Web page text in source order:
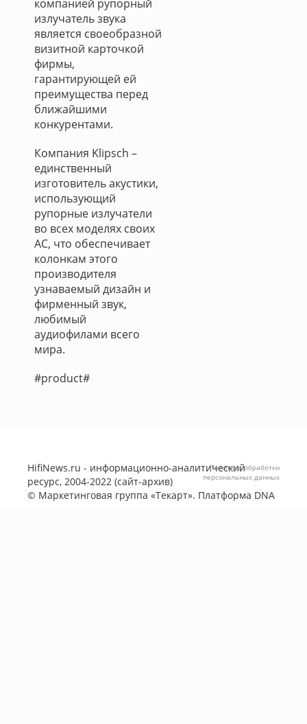
компанией рупорный
излучатель звука
является своеобразной
визитной карточкой
фирмы,
гарантирующей ей
преимущества перед
ближайшими
конкурентами.
Компания Klipsch –
единственный
изготовитель акустики,
использующий
рупорные излучатели
во всех моделях своих
АС, что обеспечивает
колонкам этого
производителя
узнаваемый дизайн и
фирменный звук,
любимый
аудиофилами всего
мира.
#product#
HifiNews.ru - информационно-аналитический
ресурс, 2004-2022 (сайт-архив)
© Маркетинговая группа «Текарт». Платформа DNA
Политика обработки
персональных данных